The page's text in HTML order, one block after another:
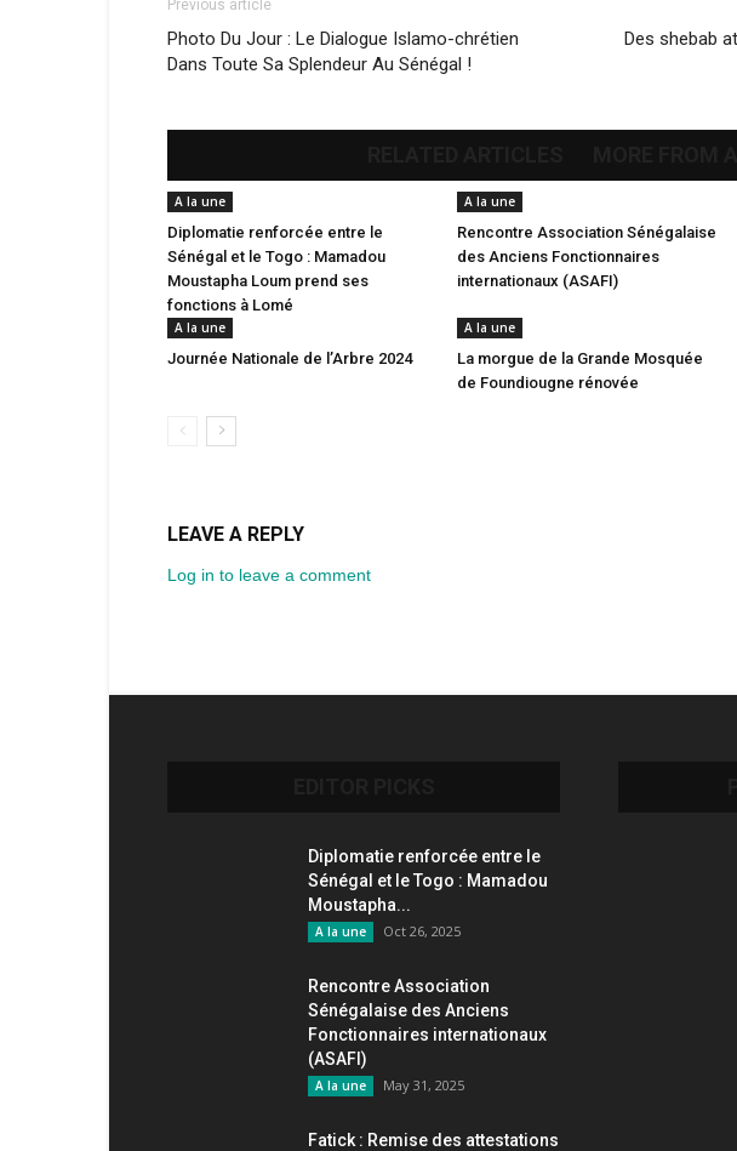
Previous article
Photo Du Jour : Le Dialogue Islamo-chrétien
Dans Toute Sa Splendeur Au Sénégal !
Des shebab
A la une
Diplomatie renforcée entre le
Sénégal et le Togo : Mamadou
Moustapha Loum prend ses
fonctions à Lomé
A la une
Rencontre Association Sénégalaise
des Anciens Fonctionnaires
internationaux (ASAFI)
A la une
Journée Nationale de l’Arbre 2024
A la une
La morgue de la Grande Mosquée
de Foundiougne rénovée
LEAVE A REPLY
Log in to leave a comment
Diplomatie renforcée entre le
Sénégal et le Togo : Mamadou
Moustapha...
A la une Oct 26, 2025
Rencontre Association
Sénégalaise des Anciens
Fonctionnaires internationaux
(ASAFI)
A la une May 31, 2025
Fatick : Remise des attestations